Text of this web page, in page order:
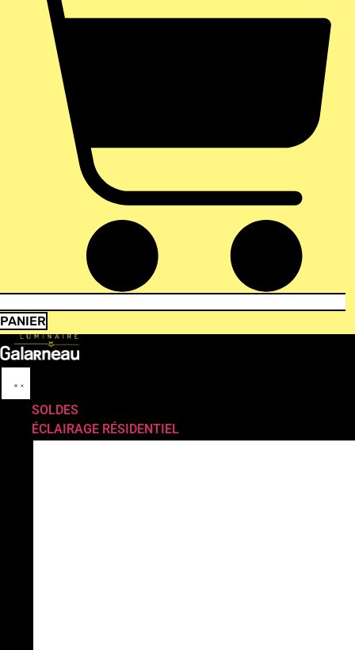
PANIER
SOLDES
ÉCLAIRAGE RÉSIDENTIEL